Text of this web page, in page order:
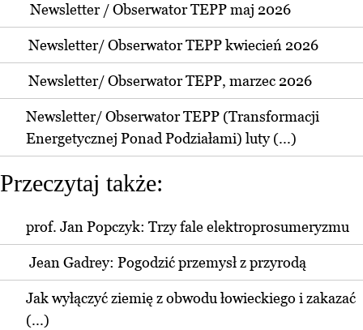
Newsletter / Obserwator TEPP maj 2026
Newsletter/ Obserwator TEPP kwiecień 2026
Newsletter/ Obserwator TEPP, marzec 2026
Newsletter/ Obserwator TEPP (Transformacji
Energetycznej Ponad Podziałami) luty (...)
Przeczytaj także:
prof. Jan Popczyk: Trzy fale elektroprosumeryzmu
Jean Gadrey: Pogodzić przemysł z przyrodą
Jak wyłączyć ziemię z obwodu łowieckiego i zakazać
(...)